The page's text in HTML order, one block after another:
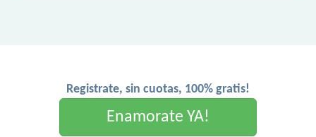
Registrate, sin cuotas, 100% gratis!
Enamorate YA!